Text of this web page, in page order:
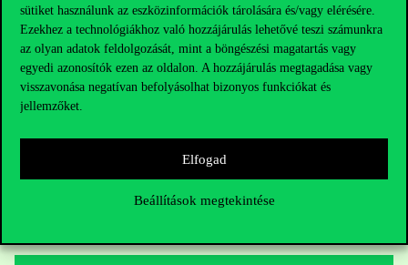
sütiket használunk az eszközinformációk tárolására és/vagy elérésére.
Ezekhez a technológiákhoz való hozzájárulás lehetővé teszi számunkra
az olyan adatok feldolgozását, mint a böngészési magatartás vagy
egyedi azonosítók ezen az oldalon. A hozzájárulás megtagadása vagy
visszavonása negatívan befolyásolhat bizonyos funkciókat és
jellemzőket.
Elfogad
Beállítások megtekintése
HUB jelenlegi hallgatóinknak
Sajtó:press@uni-corvinus.hu